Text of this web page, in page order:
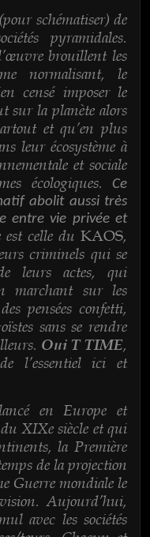
schématiser) de
pyramidales.
brouillent les
normalisant, le
censé imposer le
sur la planète alors
et qu’en plus
leur écosystème à
et sociale
écologiques.
Ce
abolit aussi très
entre vie privée et
est celle du KAOS,
criminels qui se
leurs actes, qui
marchant sur les
pensées confetti,
sans se rendre
Oui T TIME,
l’essentiel ici et
en Europe et
XIXe siècle et qui
la Première
de la projection
Guerre mondiale le
Aujourd’hui,
avec les sociétés